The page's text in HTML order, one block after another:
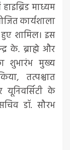
माध्यम
कार्यशाला
शामिल। इस
के. ब्राह्मे और
शुभारंभ मुख्य
तत्पश्चात
के
डॉ. सौरभ